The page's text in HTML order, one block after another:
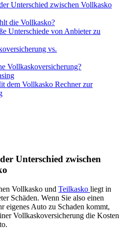
Unterschied zwischen Vollkasko
die Vollkasko?
Unterschiede von Anbieter zu
vs.
Vollkaskoversicherung?
dem Vollkasko Rechner zur
Unterschied zwischen
Vollkasko und Teilkasko liegt in
Schäden. Wenn Sie also einen
eigenes Auto zu Schaden kommt,
Vollkaskoversicherung die Kosten